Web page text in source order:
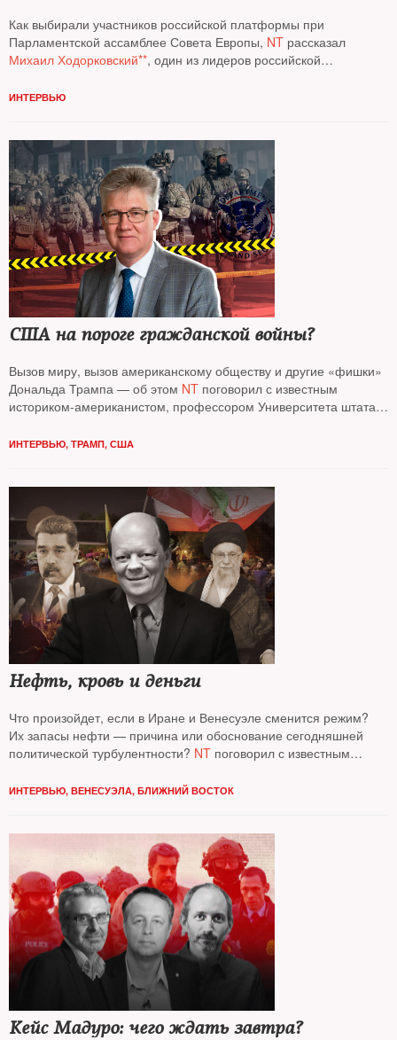
Как выбирали участников российской платформы при
Парламентской ассамблее Совета Европы, NT рассказал
Михаил Ходорковский**, один из лидеров российской
ИНТЕРВЬЮ
США на пороге гражданской войны?
Вызов миру, вызов американскому обществу и другие «фишки»
Дональда Трампа — об этом NT поговорил с известным
историком-американистом, профессором Университета штата
ИНТЕРВЬЮ, ТРАМП, США
Нефть, кровь и деньги
Что произойдет, если в Иране и Венесуэле сменится режим?
Их запасы нефти — причина или обоснование сегодняшней
политической турбулентности? NT поговорил с известным
научным сотрудником Берлинского центра Карнеги
ИНТЕРВЬЮ, ВЕНЕСУЭЛА, БЛИЖНИЙ ВОСТОК
Кейс Мадуро: чего ждать завтра?